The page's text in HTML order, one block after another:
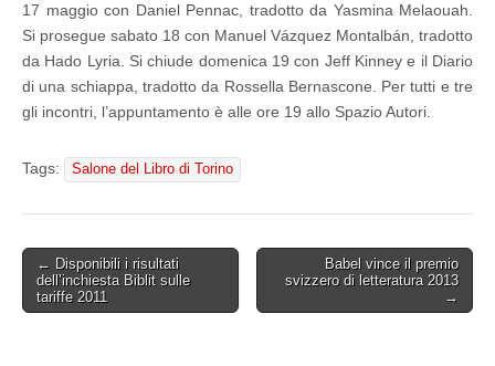
17 maggio con Daniel Pennac, tradotto da Yasmina Melaouah.
Si prosegue sabato 18 con Manuel Vázquez Montalbán, tradotto
da Hado Lyria. Si chiude domenica 19 con Jeff Kinney e il Diario
di una schiappa, tradotto da Rossella Bernascone. Per tutti e tre
gli incontri, l’appuntamento è alle ore 19 allo Spazio Autori.
Tags: Salone del Libro di Torino
Post
navigation
← Disponibili i risultati
dell’inchiesta Biblit sulle
tariffe 2011
Babel vince il premio
svizzero di letteratura 2013
→